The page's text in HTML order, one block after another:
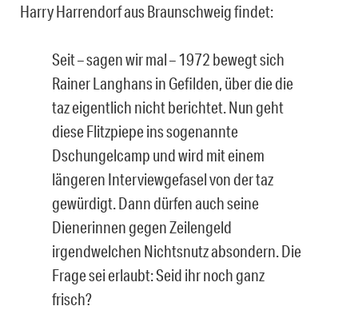
Harry Harrendorf aus Braunschweig findet:
Seit – sagen wir mal – 1972 bewegt sich
Rainer Langhans in Gefilden, über die die
taz eigentlich nicht berichtet. Nun geht
diese Flitzpiepe ins sogenannte
Dschungelcamp und wird mit einem
längeren Interviewgefasel von der taz
gewürdigt. Dann dürfen auch seine
Dienerinnen gegen Zeilengeld
irgendwelchen Nichtsnutz absondern. Die
Frage sei erlaubt: Seid ihr noch ganz
frisch?